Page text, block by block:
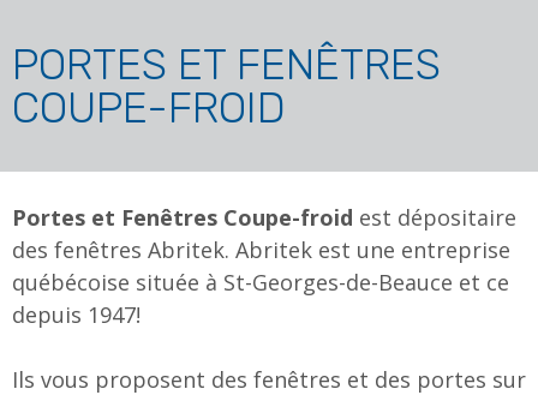
PORTES ET FENÊTRES
COUPE-FROID
Portes et Fenêtres Coupe-froid est dépositaire
des fenêtres Abritek. Abritek est une entreprise
québécoise située à St-Georges-de-Beauce et ce
depuis 1947!
Ils vous proposent des fenêtres et des portes sur